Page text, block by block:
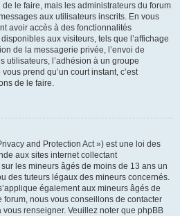
de le faire, mais les administrateurs du forum
aux utilisateurs inscrits. En vous
avoir accès à des fonctionnalités
aux visiteurs, tels que l’affichage
de la messagerie privée, l’envoi de
utilisateurs, l’adhésion à un groupe
prend qu’un court instant, c’est
de le faire.
and Protection Act ») est une loi des
aux sites internet collectant
les mineurs âgés de moins de 13 ans un
des tuteurs légaux des mineurs concernés.
également aux mineurs âgés de
forum, nous vous conseillons de contacter
renseigner. Veuillez noter que phpBB